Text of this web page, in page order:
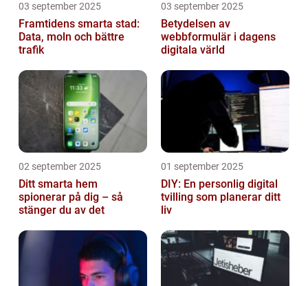
03 september 2025
Framtidens smarta stad:
Data, moln och bättre
trafik
03 september 2025
Betydelsen av
webbformulär i dagens
digitala värld
02 september 2025
Ditt smarta hem
spionerar på dig – så
stänger du av det
01 september 2025
DIY: En personlig digital
tvilling som planerar ditt
liv